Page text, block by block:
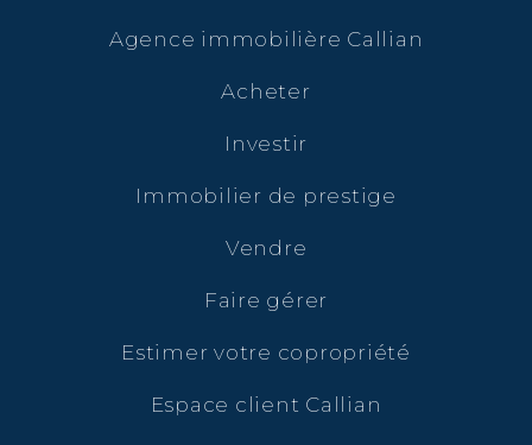
Agence immobilière Callian
Acheter
Investir
Immobilier de prestige
Vendre
Faire gérer
Estimer votre copropriété
Espace client Callian